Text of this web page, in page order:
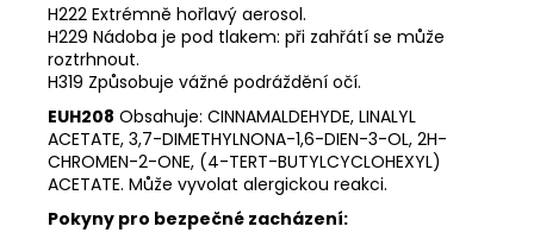
H222 Extrémně hořlavý aerosol.
H229 Nádoba je pod tlakem: při zahřátí se může
roztrhnout.
H319 Způsobuje vážné podráždění očí.
EUH208 Obsahuje: CINNAMALDEHYDE, LINALYL
ACETATE, 3,7-DIMETHYLNONA-1,6-DIEN-3-OL, 2H-
CHROMEN-2-ONE, (4-TERT-BUTYLCYCLOHEXYL)
ACETATE. Může vyvolat alergickou reakci.
Pokyny pro bezpečné zacházení: